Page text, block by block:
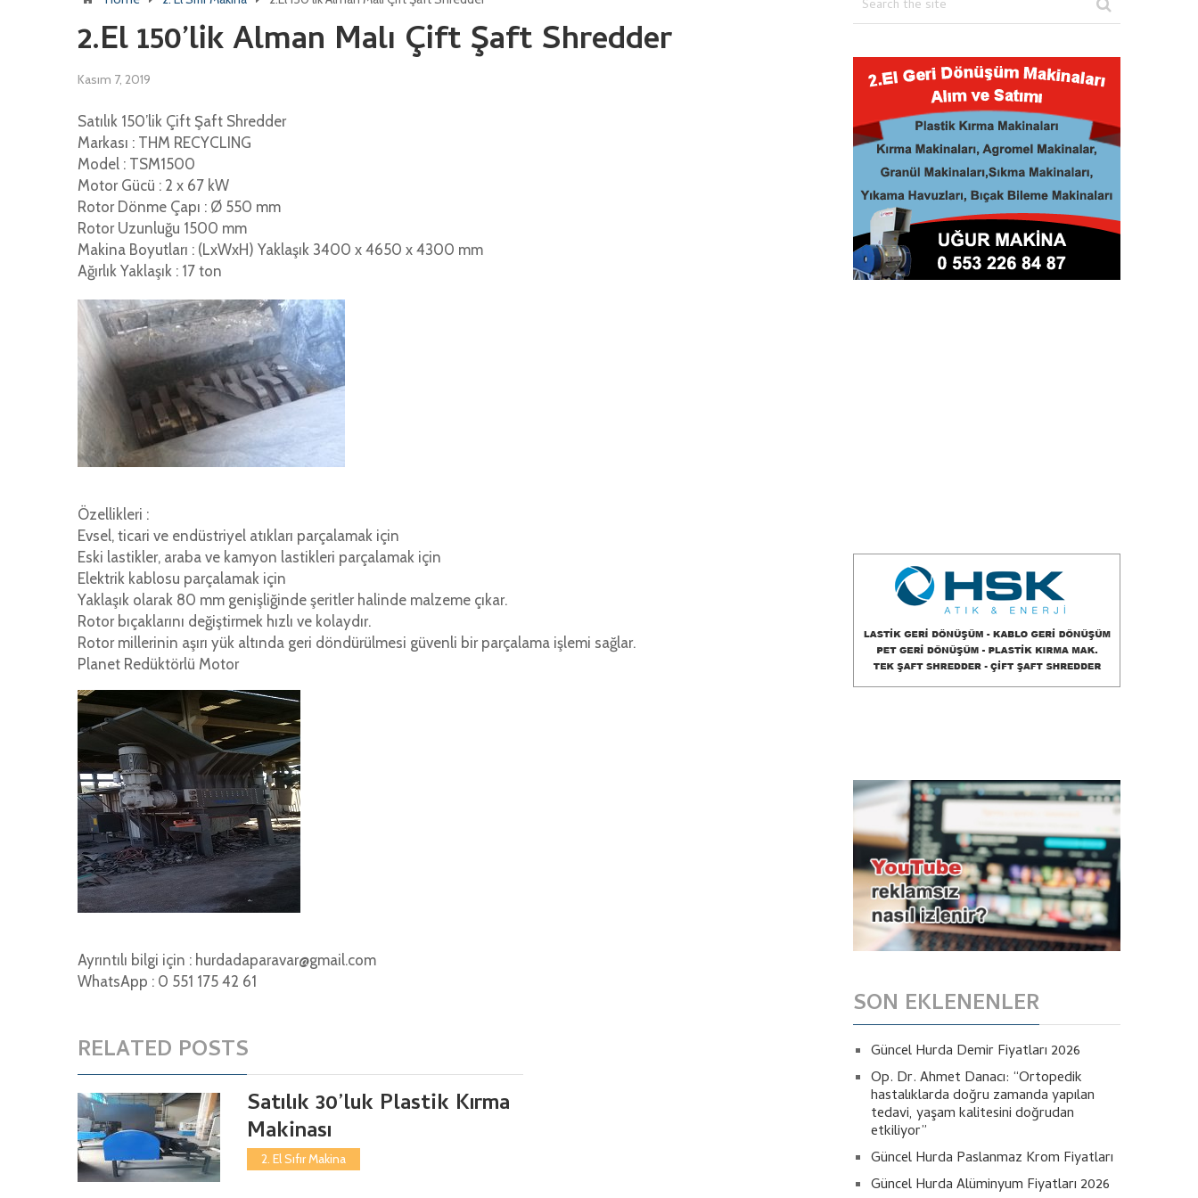
2.El 150’lik Alman Malı Çift Şaft Shredder
Kasım 7, 2019
Satılık 150’lik Çift Şaft Shredder
Markası : THM RECYCLING
Model : TSM1500
Motor Gücü : 2 x 67 kW
Rotor Dönme Çapı : Ø 550 mm
Rotor Uzunluğu 1500 mm
Makina Boyutları : (LxWxH) Yaklaşık 3400 x 4650 x 4300 mm
Ağırlık Yaklaşık : 17 ton
Özellikleri :
Evsel, ticari ve endüstriyel atıkları parçalamak için
Eski lastikler, araba ve kamyon lastikleri parçalamak için
Elektrik kablosu parçalamak için
Yaklaşık olarak 80 mm genişliğinde şeritler halinde malzeme çıkar.
Rotor bıçaklarını değiştirmek hızlı ve kolaydır.
Rotor millerinin aşırı yük altında geri döndürülmesi güvenli bir parçalama işlemi sağlar.
Planet Redüktörlü Motor
Ayrıntılı bilgi için : hurdadaparavar@gmail.com
WhatsApp : 0 551 175 42 61
RELATED POSTS
Satılık 30’luk Plastik Kırma
Makinası
2. El Sıfır Makina
SON EKLENENLER
Güncel Hurda Demir Fiyatları 2026
Op. Dr. Ahmet Danacı: “Ortopedik
hastalıklarda doğru zamanda yapılan
tedavi, yaşam kalitesini doğrudan
etkiliyor”
Güncel Hurda Paslanmaz Krom Fiyatları
Güncel Hurda Alüminyum Fiyatları 2026